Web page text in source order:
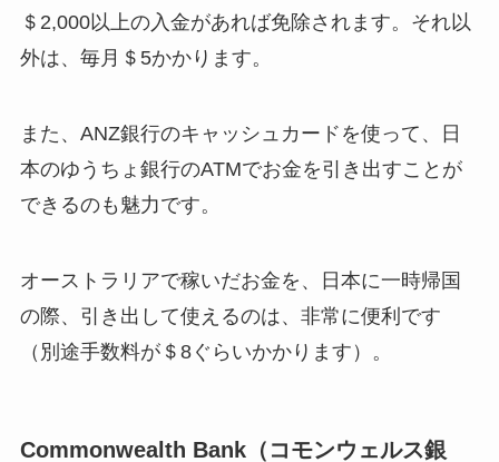
＄2,000以上の入金があれば免除されます。それ以
外は、毎月＄5かかります。
また、ANZ銀行のキャッシュカードを使って、日
本のゆうちょ銀行のATMでお金を引き出すことが
できるのも魅力です。
オーストラリアで稼いだお金を、日本に一時帰国
の際、引き出して使えるのは、非常に便利です
（別途手数料が＄8ぐらいかかります）。
Commonwealth Bank（コモンウェルス銀